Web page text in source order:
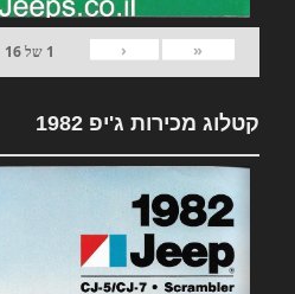
«
‹
1 של16
קטלוג מכירות ג'יפ 1982